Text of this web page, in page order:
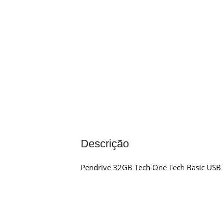
Descrição
Pendrive 32GB Tech One Tech Basic